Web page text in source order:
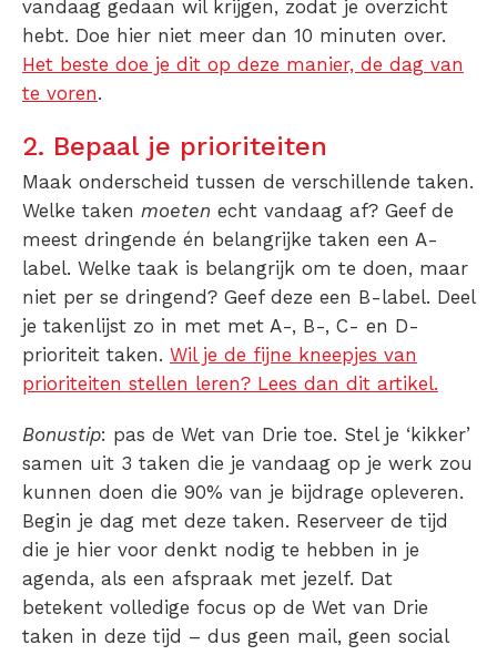
vandaag gedaan wil krijgen, zodat je overzicht
hebt. Doe hier niet meer dan 10 minuten over.
Het beste doe je dit op deze manier, de dag van
te voren.
2. Bepaal je prioriteiten
Maak onderscheid tussen de verschillende taken.
Welke taken moeten echt vandaag af? Geef de
meest dringende én belangrijke taken een A-
label. Welke taak is belangrijk om te doen, maar
niet per se dringend? Geef deze een B-label. Deel
je takenlijst zo in met met A-, B-, C- en D-
prioriteit taken. Wil je de fijne kneepjes van
prioriteiten stellen leren? Lees dan dit artikel.
Bonustip: pas de Wet van Drie toe. Stel je ‘kikker’
samen uit 3 taken die je vandaag op je werk zou
kunnen doen die 90% van je bijdrage opleveren.
Begin je dag met deze taken. Reserveer de tijd
die je hier voor denkt nodig te hebben in je
agenda, als een afspraak met jezelf. Dat
betekent volledige focus op de Wet van Drie
taken in deze tijd – dus geen mail, geen social